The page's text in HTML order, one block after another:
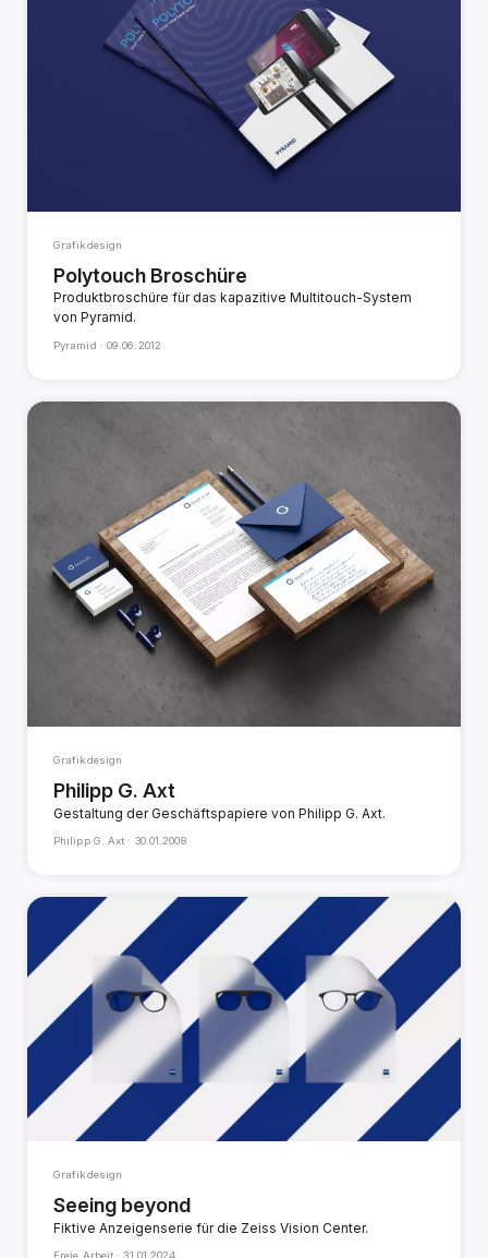
Grafikdesign
Polytouch Broschüre
Produktbroschüre für das kapazitive Multitouch-System
von Pyramid.
Pyramid · 09.06.2012
Grafikdesign
Philipp G. Axt
Gestaltung der Geschäftspapiere von Philipp G. Axt.
Philipp G. Axt · 30.01.2008
Grafikdesign
Seeing beyond
Fiktive Anzeigenserie für die Zeiss Vision Center.
Freie Arbeit ·31.01.2024